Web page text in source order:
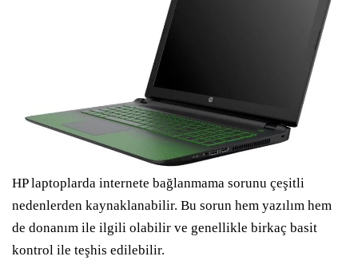
HP laptoplarda internete bağlanmama sorunu çeşitli
nedenlerden kaynaklanabilir. Bu sorun hem yazılım hem
de donanım ile ilgili olabilir ve genellikle birkaç basit
kontrol ile teşhis edilebilir.